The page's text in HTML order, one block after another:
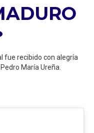
fue recibido con alegría
María Ureña.